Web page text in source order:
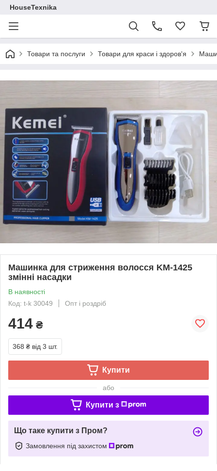
HouseTexnika
Товари та послуги Товари для краси і здоров'я
Машинка для стриження волосся KM-1425
змінні насадки
В наявності
Код: t-k 30049
Опт і роздріб
414 ₴
368 ₴ від 3 шт.
Купити
або
Купити з
Що таке купити з Пром?
Замовлення під захистом